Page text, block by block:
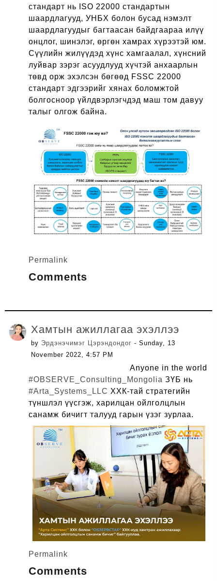
стандарт нь ISO 22000 стандартын
шаардлагууд, УНБХ болон бусад нэмэлт
шаардлагуудыг багтаасан байдгаараа илүү
онцлог, шинэлэг, өргөн хамрах хүрээтэй юм.
Сүүлийн жилүүдэд хүнс хамгаалал, хүнсний
луйвар зэрэг асуудлууд хүчтэй анхаарлын
төвд орж эхэлсэн бөгөөд FSSC 22000
стандарт эдгээрийг хянах боломжтой
болгосноор үйлдвэрлэгчдэд маш том давуу
талыг олгож байна.
Permalink
Comments
Хамтын ажиллагаа эхэллээ
by Эрдэнэчимэг Цэрэндондог - Sunday, 13
November 2022, 4:57 PM
Anyone in the world
#OBSERVE_Consulting_Mongolia ЗҮБ нь
#Arta_Systems_LLC ХХК-тай стратегийн
түншлэл үүсгэж, харилцан ойлголцлын
санамж бичигт талууд гарын үзэг зурлаа.
Permalink
Comments